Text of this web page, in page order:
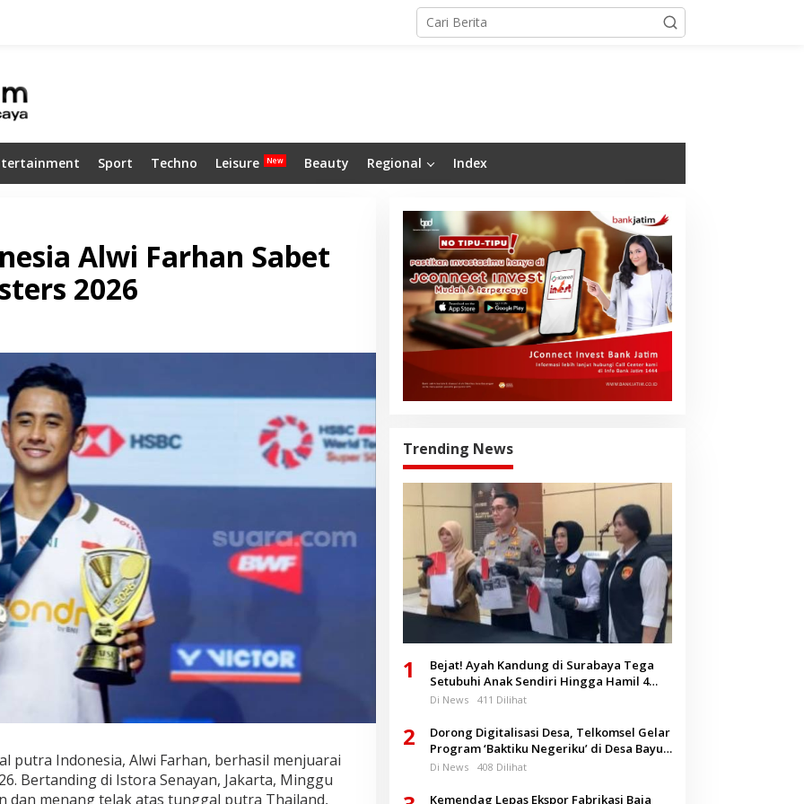
Sport Techno Leisure Beauty Regional Index
Alwi Farhan Sabet
2026
putra Indonesia, Alwi Farhan, berhasil menjuarai
Bertanding di Istora Senayan, Jakarta, Minggu
dan menang telak atas tunggal putra Thailand,
Trending News
1
Bejat! Ayah Kandung di Surabaya Tega
Setubuhi Anak Sendiri Hingga Hamil 4
Bulan
Di News 411 Dilihat
2
Dorong Digitalisasi Desa, Telkomsel Gelar
Program ‘Baktiku Negeriku’ di Desa Bayu
Banyuwangi
Di News 408 Dilihat
Kemendag Lepas Ekspor Fabrikasi Baja